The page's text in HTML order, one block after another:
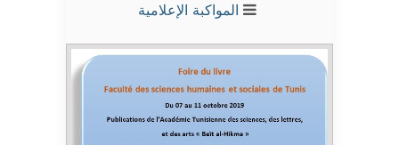
المواكبة الإعلامية